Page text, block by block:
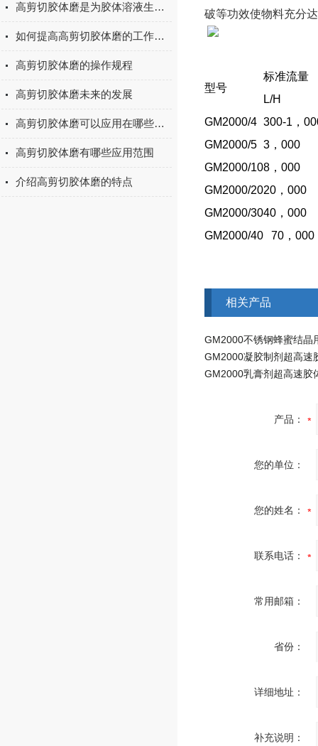
高剪切胶体磨是为胶体溶液生产所设计的
如何提高高剪切胶体磨的工作效率
高剪切胶体磨的操作规程
高剪切胶体磨未来的发展
高剪切胶体磨可以应用在哪些方面
高剪切胶体磨有哪些应用范围
介绍高剪切胶体磨的特点
破等功效使物料充分
型号
标准流量
L/H
GM2000/4 300-1 ，
GM2000/5 3 ，000
GM2000/108 ，000
GM2000/2020 ，000
GM2000/3040 ，000
GM2000/40
70 ，000
相关产品
GM2000凝胶制剂超高速
GM2000乳膏剂超高速胶
产品：
您的单位：
您的姓名：
联系电话：
常用邮箱：
省份：
详细地址：
补充说明：